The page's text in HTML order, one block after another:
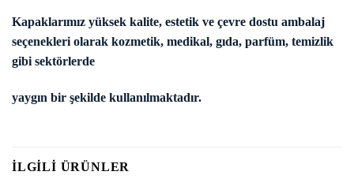
Kapaklarımız yüksek kalite, estetik ve çevre dostu ambalaj
seçenekleri olarak kozmetik, medikal, gıda, parfüm, temizlik
gibi sektörlerde
yaygın bir şekilde kullanılmaktadır.
İLGILI ÜRÜNLER